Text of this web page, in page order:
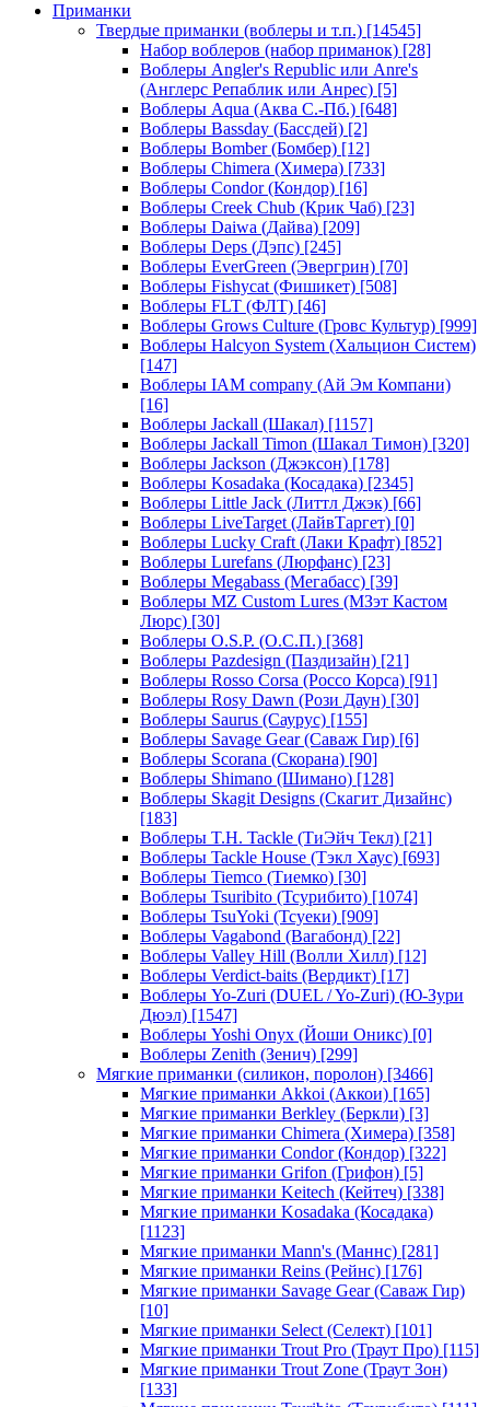
Приманки
Твердые приманки (воблеры и т.п.) [14545]
Набор воблеров (набор приманок) [28]
Воблеры Angler's Republic или Anre's
(Англерс Репаблик или Анрес) [5]
Воблеры Aqua (Аква С.-Пб.) [648]
Воблеры Bassday (Бассдей) [2]
Воблеры Bomber (Бомбер) [12]
Воблеры Chimera (Химера) [733]
Воблеры Condor (Кондор) [16]
Воблеры Creek Chub (Крик Чаб) [23]
Воблеры Daiwa (Дайва) [209]
Воблеры Deps (Дэпс) [245]
Воблеры EverGreen (Эвергрин) [70]
Воблеры Fishycat (Фишикет) [508]
Воблеры FLT (ФЛТ) [46]
Воблеры Grows Culture (Гровс Культур) [999]
Воблеры Halcyon System (Хальцион Систем)
[147]
Воблеры IAM company (Ай Эм Компани)
[16]
Воблеры Jackall (Шакал) [1157]
Воблеры Jackall Timon (Шакал Тимон) [320]
Воблеры Jackson (Джэксон) [178]
Воблеры Kosadaka (Косадака) [2345]
Воблеры Little Jack (Литтл Джэк) [66]
Воблеры LiveTarget (ЛайвТаргет) [0]
Воблеры Lucky Craft (Лаки Крафт) [852]
Воблеры Lurefans (Люрфанс) [23]
Воблеры Megabass (Мегабасс) [39]
Воблеры MZ Custom Lures (МЗэт Кастом
Люрс) [30]
Воблеры O.S.P. (О.С.П.) [368]
Воблеры Pazdesign (Паздизайн) [21]
Воблеры Rosso Corsa (Россо Корса) [91]
Воблеры Rosy Dawn (Рози Даун) [30]
Воблеры Saurus (Саурус) [155]
Воблеры Savage Gear (Саваж Гир) [6]
Воблеры Scorana (Скорана) [90]
Воблеры Shimano (Шимано) [128]
Воблеры Skagit Designs (Скагит Дизайнс)
[183]
Воблеры T.H. Tackle (ТиЭйч Текл) [21]
Воблеры Tackle House (Тэкл Хаус) [693]
Воблеры Tiemco (Тиемко) [30]
Воблеры Tsuribito (Тсурибито) [1074]
Воблеры TsuYoki (Тсуеки) [909]
Воблеры Vagabond (Вагабонд) [22]
Воблеры Valley Hill (Волли Хилл) [12]
Воблеры Verdict-baits (Вердикт) [17]
Воблеры Yo-Zuri (DUEL / Yo-Zuri) (Ю-Зури
Дюэл) [1547]
Воблеры Yoshi Onyx (Йоши Оникс) [0]
Воблеры Zenith (Зенич) [299]
Мягкие приманки (силикон, поролон) [3466]
Мягкие приманки Akkoi (Аккои) [165]
Мягкие приманки Berkley (Беркли) [3]
Мягкие приманки Chimera (Химера) [358]
Мягкие приманки Condor (Кондор) [322]
Мягкие приманки Grifon (Грифон) [5]
Мягкие приманки Keitech (Кейтеч) [338]
Мягкие приманки Kosadaka (Косадака)
[1123]
Мягкие приманки Mann's (Маннс) [281]
Мягкие приманки Reins (Рейнс) [176]
Мягкие приманки Savage Gear (Саваж Гир)
[10]
Мягкие приманки Select (Селект) [101]
Мягкие приманки Trout Pro (Траут Про) [115]
Мягкие приманки Trout Zone (Траут Зон)
[133]